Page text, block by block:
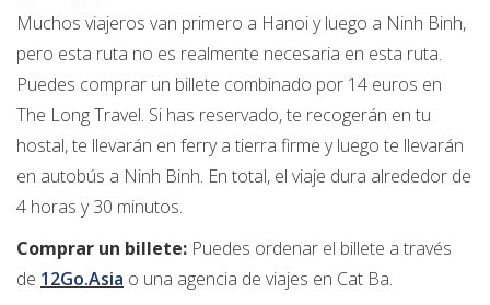
Muchos viajeros van primero a Hanoi y luego a Ninh Binh,
pero esta ruta no es realmente necesaria en esta ruta.
Puedes comprar un billete combinado por 14 euros en
The Long Travel. Si has reservado, te recogerán en tu
hostal, te llevarán en ferry a tierra firme y luego te llevarán
en autobús a Ninh Binh. En total, el viaje dura alrededor de
4 horas y 30 minutos.
Comprar un billete: Puedes ordenar el billete a través
de 12Go.Asia o una agencia de viajes en Cat Ba.